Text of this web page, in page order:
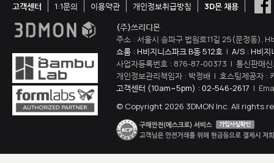
고객센터 1:1문의 이용약관 개인정보취급방침
3D몬 채용
(주)쓰리디몬
주소 : 서울시 송파구 법원로11길 25(문정동),
쇼룸 : H비지니스파크 B동 512호 | A/S : H비지
사업자등록번호 : 876-87-00373 | 통신판매
개인정보관리책임자 : 박정배 | 호스팅제공자 :
고객센터 (10am~5pm) : 02-546-2617 |
© Copyright 2026 3DMON Inc. All rights